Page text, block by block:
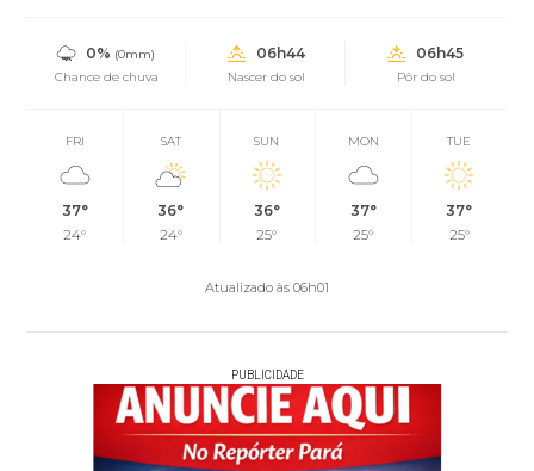
0% (0mm)
Chance de chuva
06h44
Nascer do sol
06h45
Pôr do sol
FRI
37°
24°
SAT
36°
24°
SUN
36°
25°
MON
37°
25°
TUE
37°
25°
Atualizado às 06h01
PUBLICIDADE